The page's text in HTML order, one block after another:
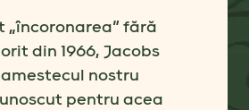
„încoronarea” fără
din 1966, Jacobs
nostru
pentru acea